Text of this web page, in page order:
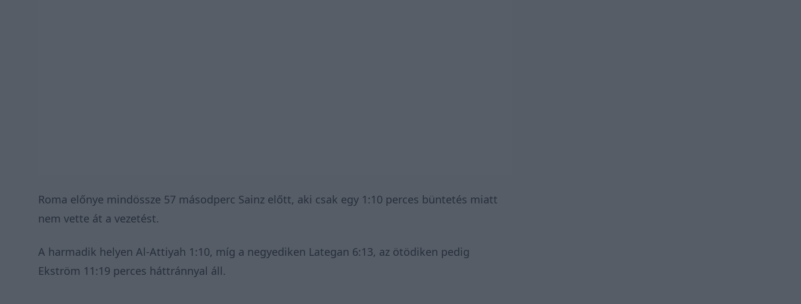
Roma előnye mindössze 57 másodperc Sainz előtt, aki csak egy 1:10 perces büntetés miatt
nem vette át a vezetést.
A harmadik helyen Al-Attiyah 1:10, míg a negyediken Lategan 6:13, az ötödiken pedig
Ekström 11:19 perces háttránnyal áll.